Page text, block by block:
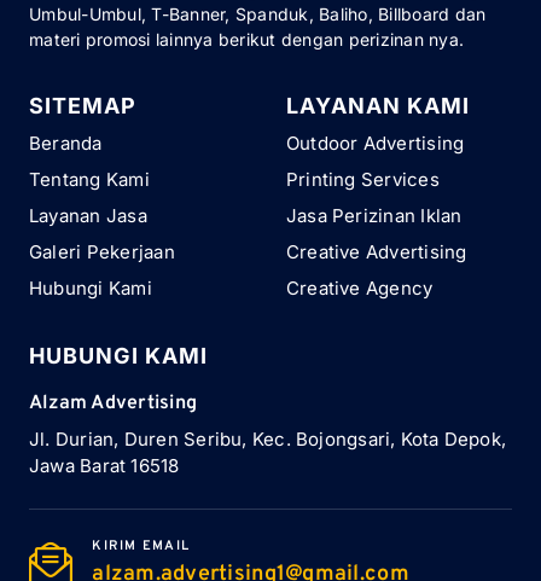
Umbul-Umbul, T-Banner, Spanduk, Baliho, Billboard dan
materi promosi lainnya berikut dengan perizinan nya.
SITEMAP
Beranda
Tentang Kami
Layanan Jasa
Galeri Pekerjaan
Hubungi Kami
LAYANAN KAMI
Outdoor Advertising
Printing Services
Jasa Perizinan Iklan
Creative Advertising
Creative Agency
HUBUNGI KAMI
Alzam Advertising
Jl. Durian, Duren Seribu, Kec. Bojongsari, Kota Depok,
Jawa Barat 16518
KIRIM EMAIL
alzam.advertising1@gmail.com